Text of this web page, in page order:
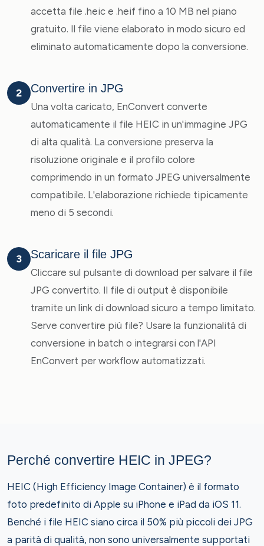
accetta file .heic e .heif fino a 10 MB nel piano
gratuito. Il file viene elaborato in modo sicuro ed
eliminato automaticamente dopo la conversione.
2 Convertire in JPG
Una volta caricato, EnConvert converte
automaticamente il file HEIC in un'immagine JPG
di alta qualità. La conversione preserva la
risoluzione originale e il profilo colore
comprimendo in un formato JPEG universalmente
compatibile. L'elaborazione richiede tipicamente
meno di 5 secondi.
3 Scaricare il file JPG
Cliccare sul pulsante di download per salvare il file
JPG convertito. Il file di output è disponibile
tramite un link di download sicuro a tempo limitato.
Serve convertire più file? Usare la funzionalità di
conversione in batch o integrarsi con l'API
EnConvert per workflow automatizzati.
Perché convertire HEIC in JPEG?
HEIC (High Efficiency Image Container) è il formato
foto predefinito di Apple su iPhone e iPad da iOS 11.
Benché i file HEIC siano circa il 50% più piccoli dei JPG
a parità di qualità, non sono universalmente supportati